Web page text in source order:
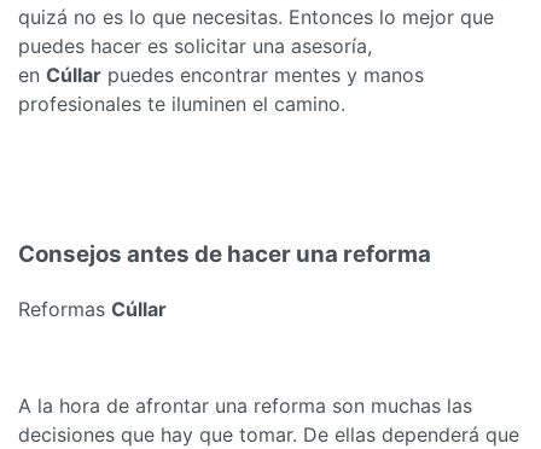
quizá no es lo que necesitas. Entonces lo mejor que
puedes hacer es solicitar una asesoría,
en Cúllar puedes encontrar mentes y manos
profesionales te iluminen el camino.
Consejos antes de hacer una reforma
Reformas Cúllar
A la hora de afrontar una reforma son muchas las
decisiones que hay que tomar. De ellas dependerá que